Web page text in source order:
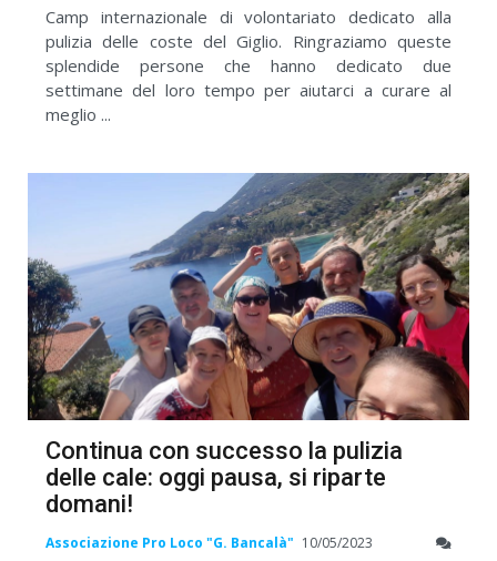
Camp internazionale di volontariato dedicato alla
pulizia delle coste del Giglio. Ringraziamo queste
splendide persone che hanno dedicato due
settimane del loro tempo per aiutarci a curare al
meglio ...
Continua con successo la pulizia
delle cale: oggi pausa, si riparte
domani!
Associazione Pro Loco "G. Bancalà" 10/05/2023